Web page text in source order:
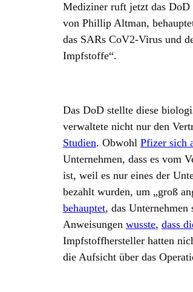
Mediziner ruft jetzt das DoD
von Phillip Altman,
das SARs CoV2-Virus und
Impfstoffe“.
Das DoD stellte diese
verwaltete nicht nur den
Studien. Obwohl Pfizer sich
Unternehmen, dass es vom
ist, weil es nur eines der
bezahlt wurden, um „groß
behauptet, das
Anweisungen wusste, dass
Impfstoffhersteller hatten
die Aufsicht über das